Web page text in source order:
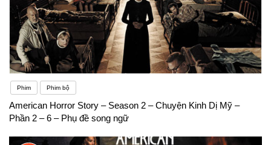
Phim Phim bộ
American Horror Story – Season 2 – Chuyện Kinh Dị Mỹ –
Phần 2 – 6 – Phụ đề song ngữ